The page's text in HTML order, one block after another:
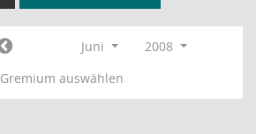
Juni
2008
Gremium auswählen